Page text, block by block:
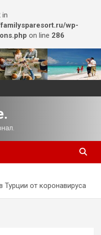
in
wp-
on line 286
Турции от коронавируса